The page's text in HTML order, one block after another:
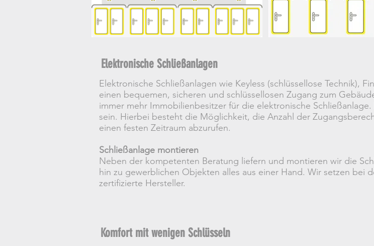
Elektronische Schließanlagen
Elektronische Schließanlagen wie Keyless (schlüssellose Technik),
einen bequemen, sicheren und schlüssellosen Zugang zum
immer mehr Immobilienbesitzer für die elektronische
sein. Hierbei besteht die Möglichkeit, die Anzahl der
einen festen Zeitraum abzurufen.
Schließanlage montieren
Neben der kompetenten Beratung liefern und montieren wir die
hin zu gewerblichen Objekten alles aus einer Hand. Wir setzen bei
zertifizierte Hersteller.
Komfort mit wenigen Schlüsseln